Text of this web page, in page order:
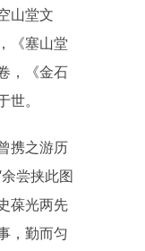
山堂文
《塞山堂
，《金石
。
携之游历
尝挟此图
葆光两先
，勤而匀